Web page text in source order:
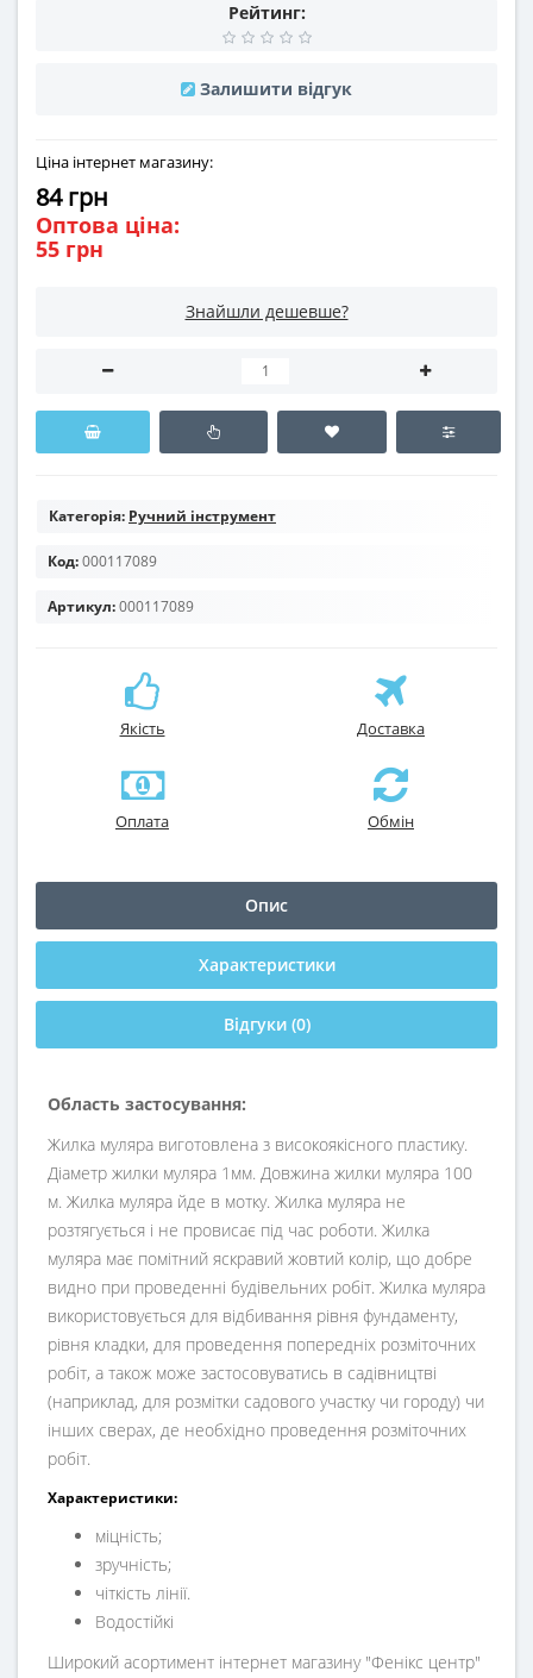
Рейтинг:
Залишити відгук
Ціна інтернет магазину:
84 грн
Оптова ціна:
55 грн
Знайшли дешевше?
Категорія: Ручний інструмент
Код:000117089
Артикул:000117089
Якість Доставка
Оплата Обмін
Опис
Характеристики
Відгуки (0)
Область застосування:
Жилка муляра виготовлена з високоякісного пластику.
Діаметр жилки муляра 1мм. Довжина жилки муляра 100
м. Жилка муляра йде в мотку. Жилка муляра не
розтягується і не провисає під час роботи. Жилка
муляра має помітний яскравий жовтий колір, що добре
видно при проведенні будівельних робіт. Жилка муляра
використовується для відбивання рівня фундаменту,
рівня кладки, для проведення попередніх розміточних
робіт, а також може застосовуватись в садівництві
(наприклад, для розмітки садового участку чи городу) чи
інших сверах, де необхідно проведення розміточних
робіт.
Характеристики:
міцність;
зручність;
чіткість лінії.
Водостійкі
Широкий асортимент інтернет магазину "Фенікс центр"